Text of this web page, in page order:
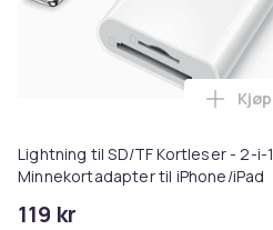
Lightning til SD/TF Kortleser - 2-i-1
Minnekortadapter til iPhone/iPad
119 kr
Kjøp